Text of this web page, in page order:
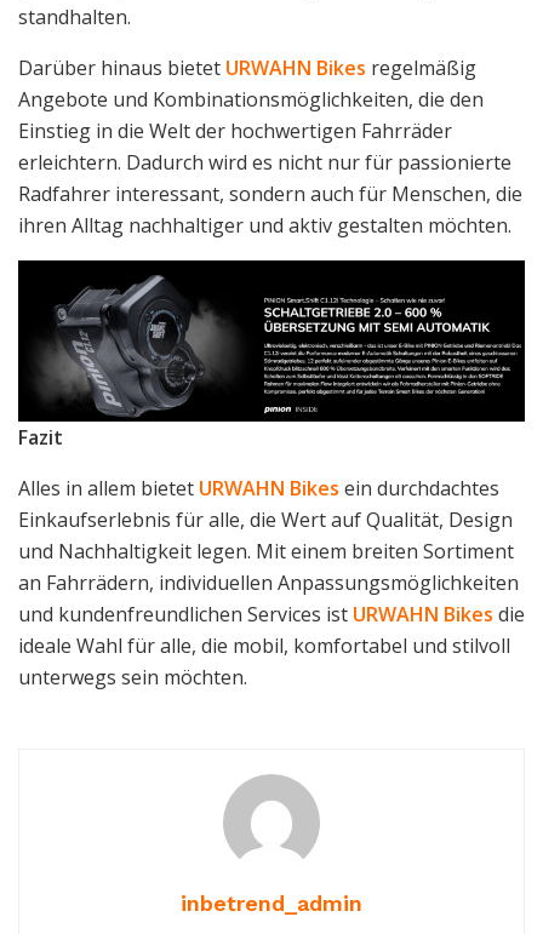
standhalten.
Darüber hinaus bietet URWAHN Bikes regelmäßig
Angebote und Kombinationsmöglichkeiten, die den
Einstieg in die Welt der hochwertigen Fahrräder
erleichtern. Dadurch wird es nicht nur für passionierte
Radfahrer interessant, sondern auch für Menschen, die
ihren Alltag nachhaltiger und aktiv gestalten möchten.
Fazit
Alles in allem bietet URWAHN Bikes ein durchdachtes
Einkaufserlebnis für alle, die Wert auf Qualität, Design
und Nachhaltigkeit legen. Mit einem breiten Sortiment
an Fahrrädern, individuellen Anpassungsmöglichkeiten
und kundenfreundlichen Services ist URWAHN Bikes die
ideale Wahl für alle, die mobil, komfortabel und stilvoll
unterwegs sein möchten.
inbetrend_admin